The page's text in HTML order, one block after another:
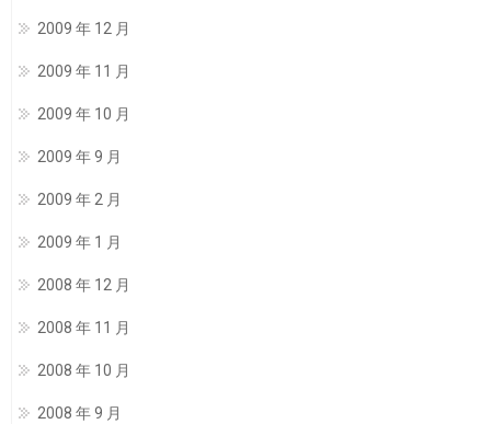
2009 年 12 月
2009 年 11 月
2009 年 10 月
2009 年 9 月
2009 年 2 月
2009 年 1 月
2008 年 12 月
2008 年 11 月
2008 年 10 月
2008 年 9 月